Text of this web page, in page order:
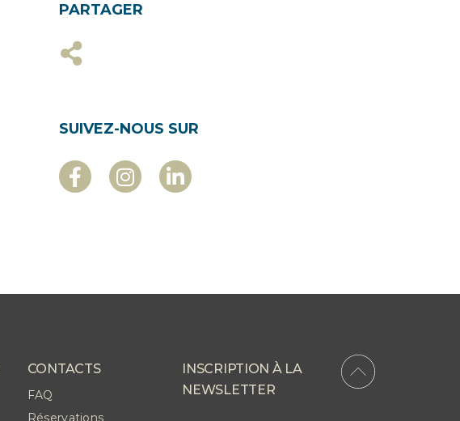
PARTAGER
SUIVEZ-NOUS SUR
CONTACTS
FAQ
Réservations
INSCRIPTION À LA
NEWSLETTER